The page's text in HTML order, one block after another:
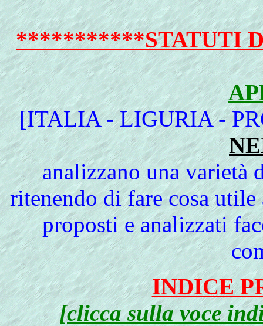
***********STATUTI
[ITALIA - LIGURIA -
analizzano una varietà
ritenendo di fare cosa
proposti e analizzati
INDICE
[clicca sulla voce